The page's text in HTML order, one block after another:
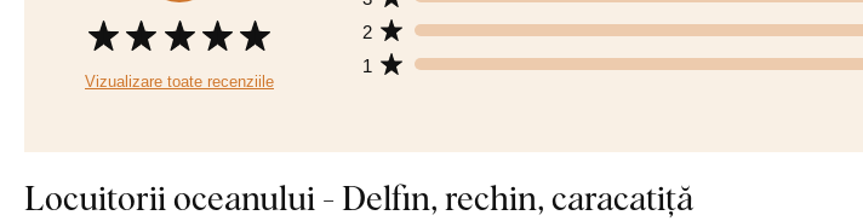
Vizualizare toate recenziile
1
2
Locuitorii oceanului - Delfin, rechin, caracatiță